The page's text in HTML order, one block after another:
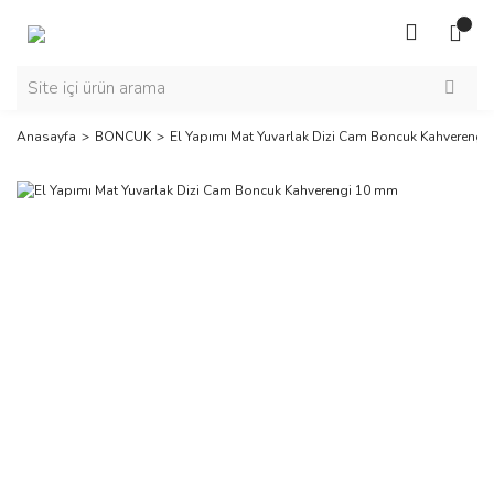
Anasayfa BONCUK El Yapımı Mat Yuvarlak Dizi Cam Boncuk Kahverengi